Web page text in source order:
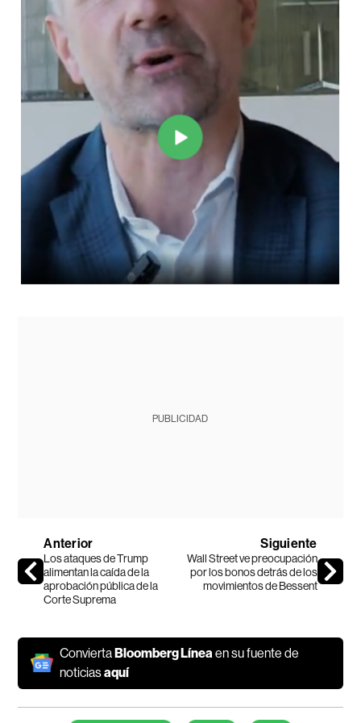
PUBLICIDAD
Anterior
Los ataques de Trump
alimentan la caída de la
aprobación pública de la
Corte Suprema
Siguiente
Wall Street ve preocupación
por los bonos detrás de los
movimientos de Bessent
ConviertaBloomberg Línea en su fuente de
noticiasaquí